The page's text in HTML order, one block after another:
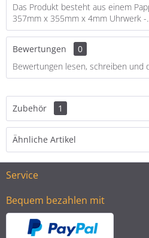
Das Produkt besteht aus einem
357mm x 355mm x 4mm Uhrwerk -...
Bewertungen
0
Bewertungen lesen, schreiben und
Zubehör 1
Ähnliche Artikel
Service
Bequem bezahlen mit